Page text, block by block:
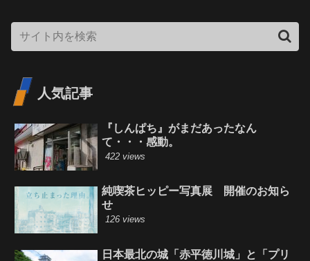
人気記事
『しんぱち』がまだあったなん
て・・・感動。
422 views
純喫茶ヒッピー写真展 開催のお知ら
せ
126 views
日本最北の城「赤平徳川城」と「プリ